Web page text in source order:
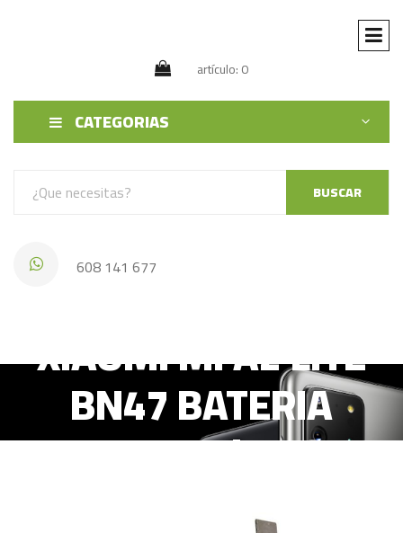
artículo: 0
CATEGORIAS
BUSCAR
608 141 677
XIAOMI MI A2 LITE
BN47 BATERIA
3900mAh -TG